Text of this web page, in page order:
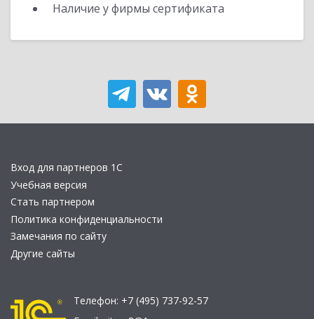
Наличие у фирмы сертификата
Вход для партнеров 1С
Учебная версия
Стать партнером
Политика конфиденциальности
Замечания по сайту
Другие сайты
Телефон: +7 (495) 737-92-57